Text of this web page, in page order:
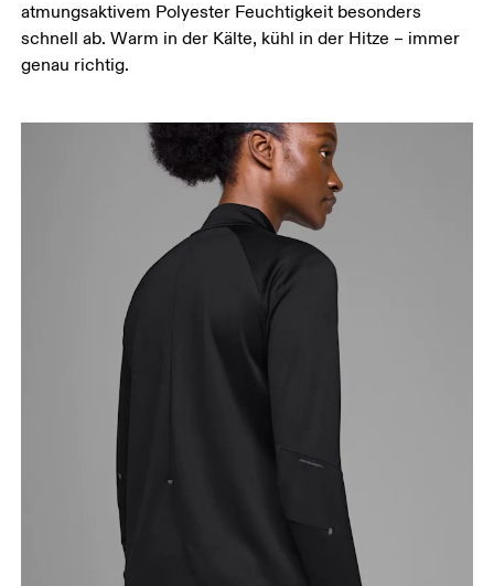
atmungsaktivem Polyester Feuchtigkeit besonders
schnell ab. Warm in der Kälte, kühl in der Hitze – immer
genau richtig.